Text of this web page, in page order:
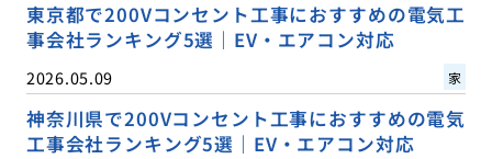
東京都で200Vコンセント工事におすすめの電気工
事会社ランキング5選｜EV・エアコン対応
2026.05.09 家
神奈川県で200Vコンセント工事におすすめの電気
工事会社ランキング5選｜EV・エアコン対応